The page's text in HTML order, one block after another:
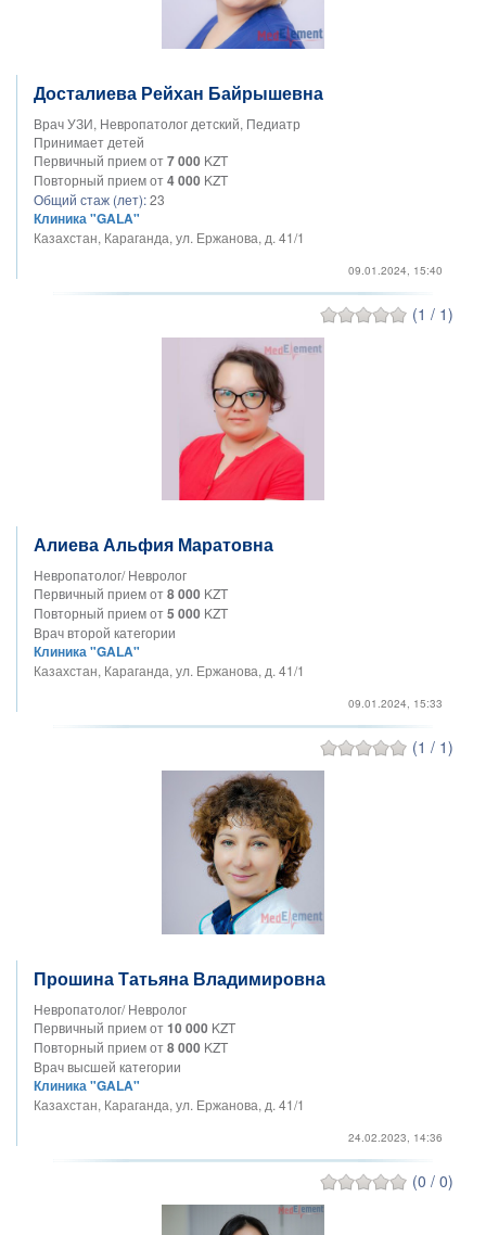
Досталиева Рейхан Байрышевна
Врач УЗИ, Невропатолог детский, Педиатр
Принимает детей
Первичный прием от7 000 KZT
Повторный прием от4 000 KZT
Общий стаж (лет):23
Клиника "GALA"
Казахстан, Караганда, ул. Ержанова, д. 41/1
09.01.2024, 15:40
(1 / 1)
Алиева Альфия Маратовна
Невропатолог/ Невролог
Первичный прием от8 000 KZT
Повторный прием от5 000 KZT
Врач второй категории
Клиника "GALA"
Казахстан, Караганда, ул. Ержанова, д. 41/1
09.01.2024, 15:33
(1 / 1)
Прошина Татьяна Владимировна
Невропатолог/ Невролог
Первичный прием от10 000 KZT
Повторный прием от8 000 KZT
Врач высшей категории
Клиника "GALA"
Казахстан, Караганда, ул. Ержанова, д. 41/1
24.02.2023, 14:36
(0 / 0)